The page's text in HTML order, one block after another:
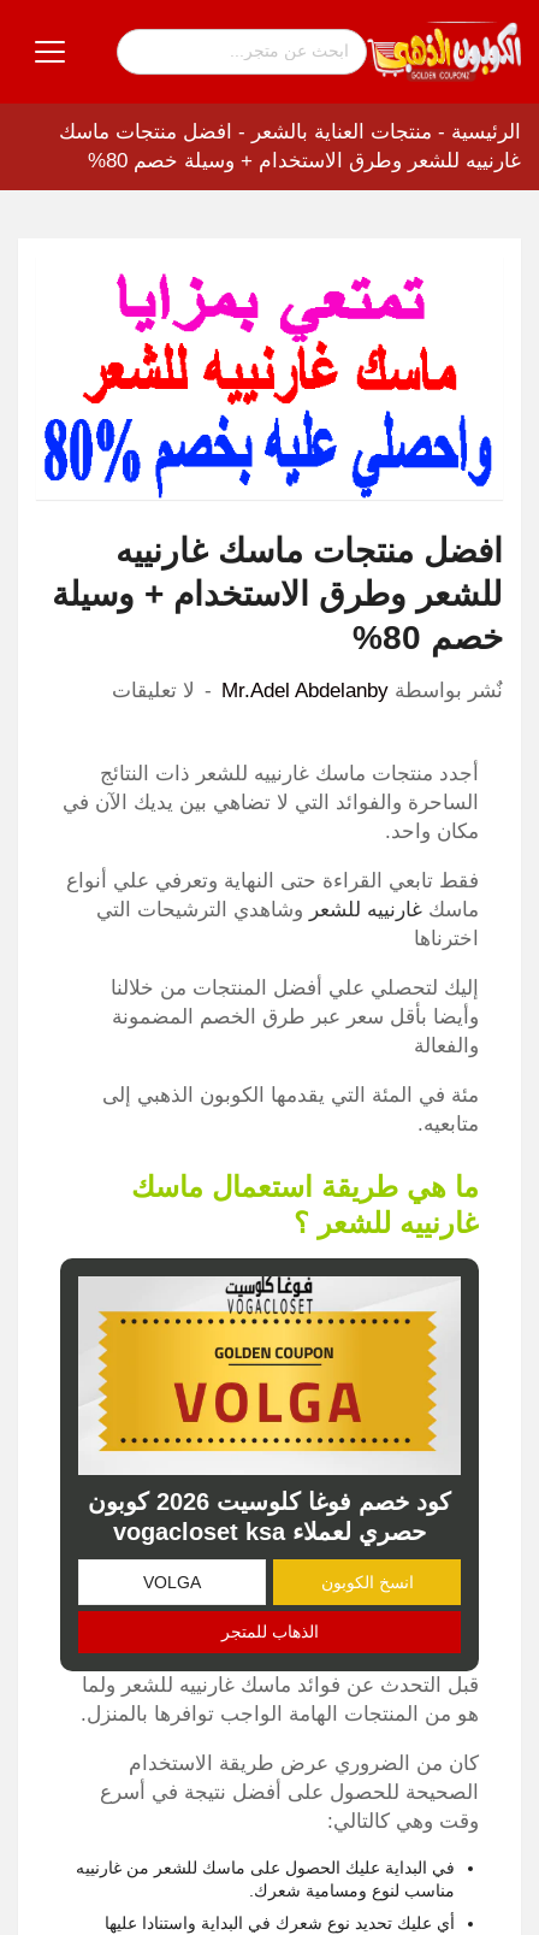
الرئيسية - منتجات العناية بالشعر - افضل منتجات ماسك
غارنييه للشعر وطرق الاستخدام + وسيلة خصم 80%
افضل منتجات ماسك غارنييه
للشعر وطرق الاستخدام + وسيلة
خصم 80%
نٌشر بواسطة Mr.Adel Abdelanby لا تعليقات
أجدد منتجات ماسك غارنييه للشعر ذات النتائج
الساحرة والفوائد التي لا تضاهي بين يديك الآن في
مكان واحد.
فقط تابعي القراءة حتى النهاية وتعرفي علي أنواع
ماسك غارنييه للشعر وشاهدي الترشيحات التي
اخترناها
إليك لتحصلي علي أفضل المنتجات من خلالنا
وأيضا بأقل سعر عبر طرق الخصم المضمونة
والفعالة
مئة في المئة التي يقدمها الكوبون الذهبي إلى
متابعيه.
ما هي طريقة استعمال ماسك
غارنييه للشعر ؟
كود خصم فوغا كلوسيت 2026 كوبون
حصري لعملاء vogacloset ksa
انسخ الكوبون
الذهاب للمتجر
قبل التحدث عن فوائد ماسك غارنييه للشعر ولما
هو من المنتجات الهامة الواجب توافرها بالمنزل.
كان من الضروري عرض طريقة الاستخدام
الصحيحة للحصول على أفضل نتيجة في أسرع
وقت وهي كالتالي:
في البداية عليك الحصول على ماسك للشعر من غارنييه
مناسب لنوع ومسامية شعرك.
أي عليك تحديد نوع شعرك في البداية واستنادا عليها